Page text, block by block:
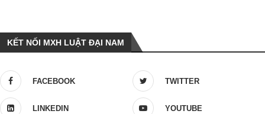
KẾT NỐI MXH LUẬT ĐẠI NAM
FACEBOOK TWITTER
LINKEDIN YOUTUBE